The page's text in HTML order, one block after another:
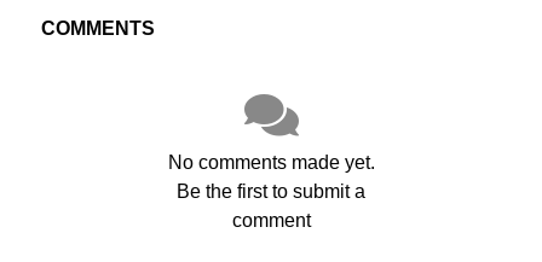
COMMENTS
No comments made yet.
Be the first to submit a
comment